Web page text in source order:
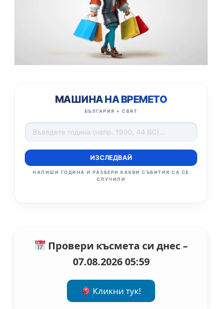
МАШИНА НА ВРЕМЕТО
БЪЛГАРИЯ + СВЯТ
ИЗСЛЕДВАЙ
НАПИШИ ГОДИНА И РАЗБЕРИ КАКВИ СЪБИТИЯ СА СЕ
СЛУЧИЛИ
Провери късмета си днес –
07.08.2026 05:59
Кликни тук!